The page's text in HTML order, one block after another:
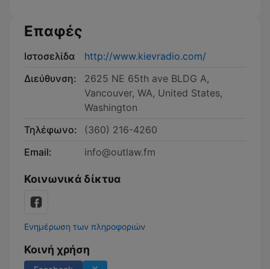
Επαφές
Ιστοσελίδα
http://www.kievradio.com/
Διεύθυνση:
2625 NE 65th ave BLDG A,
Vancouver, WA, United States,
Washington
Τηλέφωνο:
(360) 216-4260
Email:
info@outlaw.fm
Κοινωνικά δίκτυα
Ενημέρωση των πληροφοριών
Κοινή χρήση